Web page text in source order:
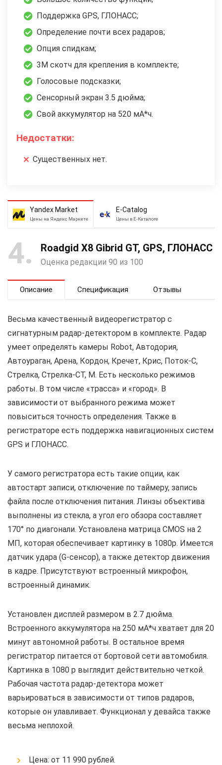
Поддержка GPS, ГЛОНАСС;
Определение почти всех радаров;
Опция спидкам;
3М скотч для крепления в комплекте;
Голосовые подсказки;
Сенсорный экран 3.5 дюйма;
Свой аккумулятор на 520 мА*ч.
Недостатки:
Существенных нет.
Yandex Market
Цены на Яндекс Маркете
E-Catalog
Цены в Е-Каталоге
4 Roadgid X8 Gibrid GT, GPS, ГЛОНАСС
Оценка редакции 90 из 100
Описание Спецификация Отзывы
Весьма качественный видеорегистратор с
сигнатурным радар-детектором в комплекте. Радар
умеет определять камеры Robot, Автодория,
Автоураган, Арена, Кордон, Кречет, Крис, Поток-С,
Стрелка, Стрелка-СТ, М. Есть несколько режимов
работы. В том числе «трасса» и «город». В
зависимости от выбранного режима может
повыситься точность определения. Также в
регистраторе есть поддержка навигационных систем
GPS и ГЛОНАСС.
У самого регистратора есть такие опции, как
автостарт записи, отключение по таймеру, запись
файла после отключения питания. Линзы объектива
выполнены из стекла, а угол его обзора составляет
170° по диагонали. Установлена матрица CMOS на 2
МП, которая обеспечивает картинку в 1080р. Имеется
датчик удара (G-сенсор), а также детектор движения
в кадре. Присутствуют встроенный микрофон,
встроенный динамик.
Установлен дисплей размером в 2.7 дюйма.
Встроенного аккумулятора на 250 мА*ч хватает для 20
минут автономной работы. В остальное время
регистратор питается от бортовой сети автомобиля.
Картинка в 1080 р выглядит действительно четкой.
Рабочая частота радар-детектора может
варьироваться в зависимости от типов радаров,
которые он улавливает. Функционал у девайса также
весьма неплохой.
Цена: от 11 990 рублей.